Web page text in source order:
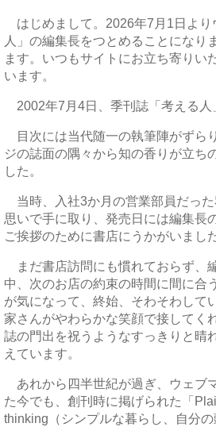
はじめまして。2026年7月1日より
人」の編集長をつとめることになり
ます。いつもサイトにお立ち寄りい
います。
2002年7月4日、季刊誌「考える人
目次には当代随一の執筆陣がずら
ジの誌面の隅々から知の香りが立ち
した。
当時、入社3か月の営業部員だっ
思いで手に取り、発売日には編集長
ご挨拶のために書店にうかがいました
まだ書店訪問にも慣れておらず、
中、次のお店の約束の時間に間に合
が気になって、終始、そわそわして
家さんがやわらかな笑顔で接してく
誌の門出を祝うようなすっきりと晴
えています。
あれから四半世紀が過ぎ、ウェブ
た今でも、創刊時に掲げられた「
thinking（シンプルな暮らし、自分